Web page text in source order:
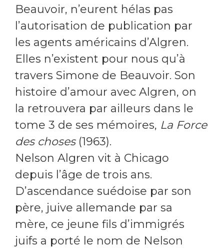
Beauvoir, n’eurent hélas pas
l’autorisation de publication par
les agents américains d’Algren.
Elles n’existent pour nous qu’à
travers Simone de Beauvoir. Son
histoire d’amour avec Algren, on
la retrouvera par ailleurs dans le
tome 3 de ses mémoires, La Force
des choses(1963).
Nelson Algren vit à Chicago
depuis l’âge de trois ans.
D’ascendance suédoise par son
père, juive allemande par sa
mère, ce jeune fils d’immigrés
juifs a porté le nom de Nelson